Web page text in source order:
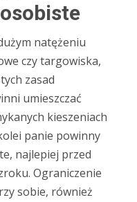
natężeniu
czy targowiska,
zasad
umieszczać
kieszeniach
panie powinny
najlepiej przed
Ograniczenie
sobie, również